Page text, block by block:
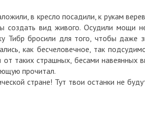
в кресло посадили, к рукам
создать вид живого. Осудили мощи
Тибр бросили для того, чтобы даже
как бесчеловечное, так
от таких страшных, бесами навеянных
прочитал.
стране! Тут твои останки не